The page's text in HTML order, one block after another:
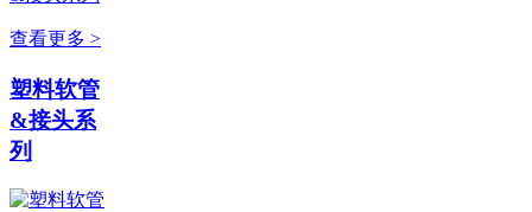
查看更多 >
塑料软管
&接头系
列